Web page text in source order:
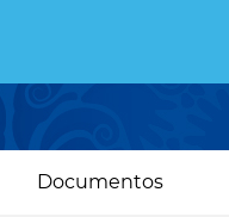
Documentos